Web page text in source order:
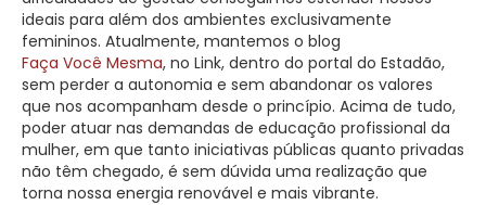
ideais para além dos ambientes exclusivamente
femininos. Atualmente, mantemos o blog
Faça Você Mesma, no Link, dentro do portal do Estadão,
sem perder a autonomia e sem abandonar os valores
que nos acompanham desde o princípio. Acima de tudo,
poder atuar nas demandas de educação profissional da
mulher, em que tanto iniciativas públicas quanto privadas
não têm chegado, é sem dúvida uma realização que
torna nossa energia renovável e mais vibrante.